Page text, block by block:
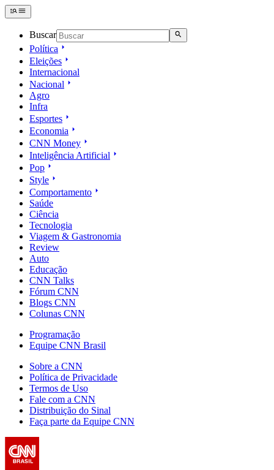
Buscar
Política
Eleições
Internacional
Nacional
Agro
Infra
Esportes
Economia
CNN Money
Inteligência Artificial
Pop
Style
Comportamento
Saúde
Ciência
Tecnologia
Viagem & Gastronomia
Review
Auto
Educação
CNN Talks
Fórum CNN
Blogs CNN
Colunas CNN
Programação
Equipe CNN Brasil
Sobre a CNN
Política de Privacidade
Termos de Uso
Fale com a CNN
Distribuição do Sinal
Faça parte da Equipe CNN